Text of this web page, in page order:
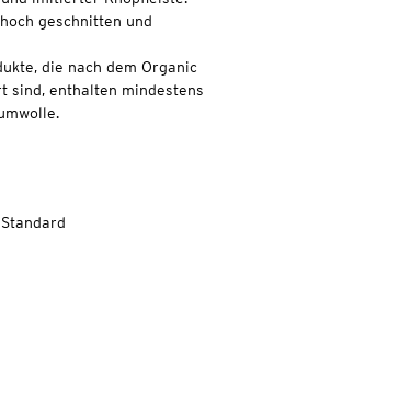
geschnitten und
die nach dem Organic
sind, enthalten mindestens